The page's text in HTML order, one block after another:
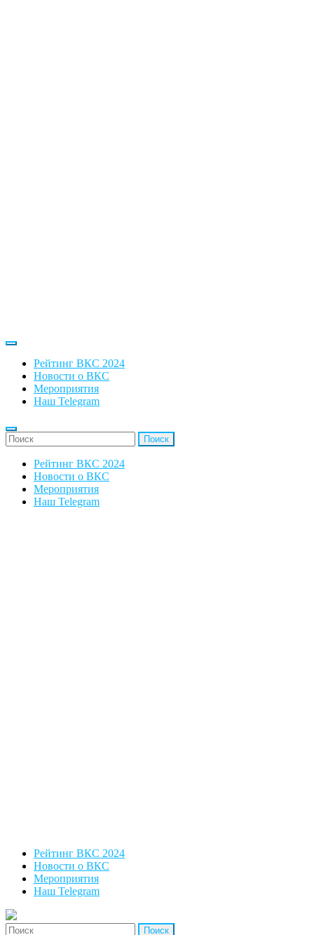
Рейтинг ВКС 2024
Новости о ВКС
Мероприятия
Наш Telegram
'Найти:
Рейтинг ВКС 2024
Новости о ВКС
Мероприятия
Наш Telegram
Рейтинг ВКС 2024
Новости о ВКС
Мероприятия
Наш Telegram
'Найти: